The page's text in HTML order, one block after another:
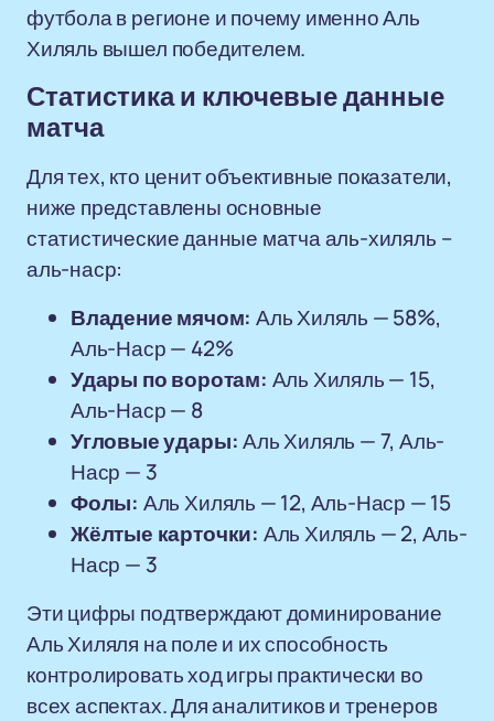
футбола в регионе и почему именно Аль
Хиляль вышел победителем.
Статистика и ключевые данные
матча
Для тех, кто ценит объективные показатели,
ниже представлены основные
статистические данные матча аль-хиляль –
аль-наср:
Владение мячом: Аль Хиляль — 58%,
Аль-Наср — 42%
Удары по воротам: Аль Хиляль — 15,
Аль-Наср — 8
Угловые удары:Аль Хиляль — 7, Аль-
Наср — 3
Фолы: Аль Хиляль — 12, Аль-Наср — 15
Жёлтые карточки: Аль Хиляль — 2, Аль-
Наср — 3
Эти цифры подтверждают доминирование
Аль Хиляля на поле и их способность
контролировать ход игры практически во
всех аспектах. Для аналитиков и тренеров